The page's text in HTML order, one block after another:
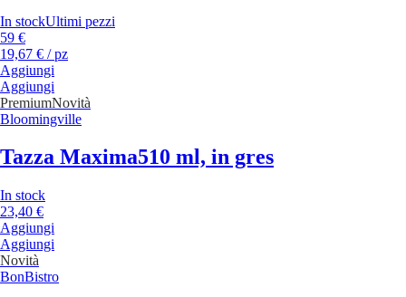
In stockUltimi pezzi
59 €
19,67 € / pz
Aggiungi
Aggiungi
PremiumNovità
Bloomingville
Tazza Maxima510 ml, in gres
In stock
23,40 €
Aggiungi
Aggiungi
Novità
BonBistro